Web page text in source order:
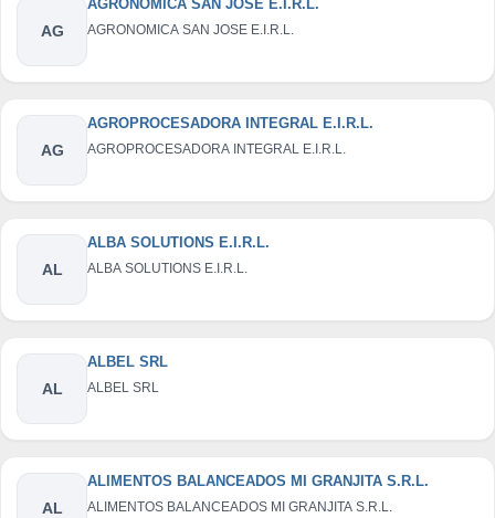
AG
AGRONOMICA SAN JOSE E.I.R.L.
AGRONOMICA SAN JOSE E.I.R.L.
AG
AGROPROCESADORA INTEGRAL E.I.R.L.
AGROPROCESADORA INTEGRAL E.I.R.L.
AL
ALBA SOLUTIONS E.I.R.L.
ALBA SOLUTIONS E.I.R.L.
AL
ALBEL SRL
ALBEL SRL
AL
ALIMENTOS BALANCEADOS MI GRANJITA S.R.L.
ALIMENTOS BALANCEADOS MI GRANJITA S.R.L.